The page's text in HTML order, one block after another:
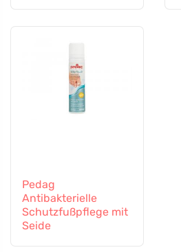
Pedag
Antibakterielle
Schutzfußpflege mit
Seide